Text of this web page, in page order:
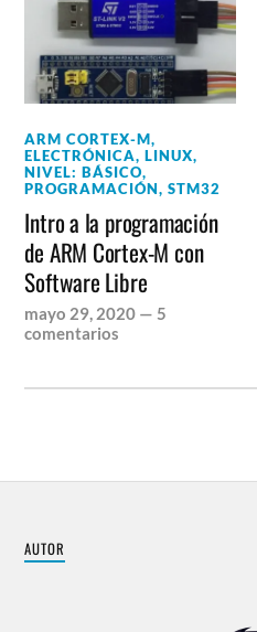
ARM CORTEX-M,
ELECTRÓNICA,LINUX,
NIVEL: BÁSICO,
PROGRAMACIÓN,STM32
Intro a la programación
de ARM Cortex-M con
Software Libre
mayo 29, 2020 — 5
comentarios
AUTOR